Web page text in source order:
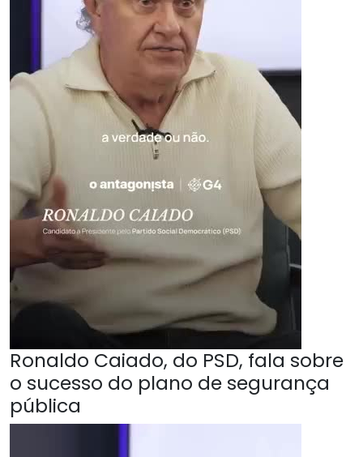
Ronaldo Caiado, do PSD, fala sobre
o sucesso do plano de segurança
pública